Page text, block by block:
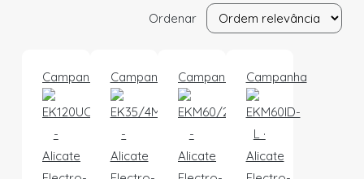
Ordenar
Campanha Campanha Campanha Campanha